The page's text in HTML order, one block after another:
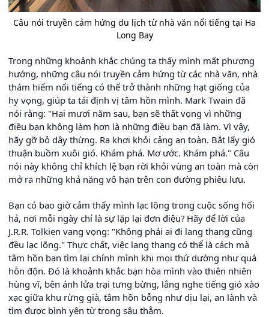
Câu nói truyền cảm hứng du lịch từ nhà văn nổi tiếng tại Ha
Long Bay
Trong những khoảnh khắc chúng ta thấy mình mất phương
hướng, những câu nói truyền cảm hứng từ các nhà văn, nhà
thám hiểm nổi tiếng có thể trở thành những hạt giống của
hy vọng, giúp ta tái định vị tâm hồn mình. Mark Twain đã
nói rằng: "Hai mươi năm sau, bạn sẽ thất vọng vì những
điều bạn không làm hơn là những điều bạn đã làm. Vì vậy,
hãy gỡ bỏ dây thừng. Ra khơi khỏi cảng an toàn. Bắt lấy gió
thuận buồm xuôi gió. Khám phá. Mơ ước. Khám phá." Câu
nói này không chỉ khích lệ bạn rời khỏi vùng an toàn mà còn
mở ra những khả năng vô hạn trên con đường phiêu lưu.
Bạn có bao giờ cảm thấy mình lạc lõng trong cuộc sống hối
hả, nơi mỗi ngày chỉ là sự lặp lại đơn điệu? Hãy để lời của
J.R.R. Tolkien vang vọng: "Không phải ai đi lang thang cũng
đều lạc lõng." Thực chất, việc lang thang có thể là cách mà
tâm hồn bạn tìm lại chính mình khi mọi thứ dường như quá
hỗn độn. Đó là khoảnh khắc bạn hòa mình vào thiên nhiên
hùng vĩ, bên ánh lửa trại tưng bừng, lắng nghe tiếng gió xào
xạc giữa khu rừng già, tâm hồn bỗng như dịu lại, an lành và
tìm được bình yên từ trong sâu thẳm.